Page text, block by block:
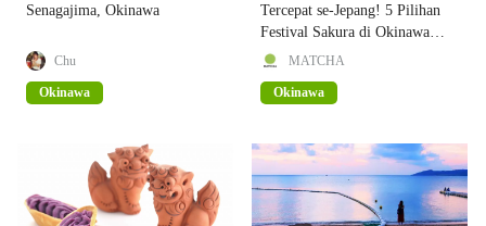
Senagajima, Okinawa
Chu
Okinawa
Tercepat se-Jepang! 5 Pilihan
Festival Sakura di Okinawa
(Edisi Tahun 2020)
MATCHA
Okinawa